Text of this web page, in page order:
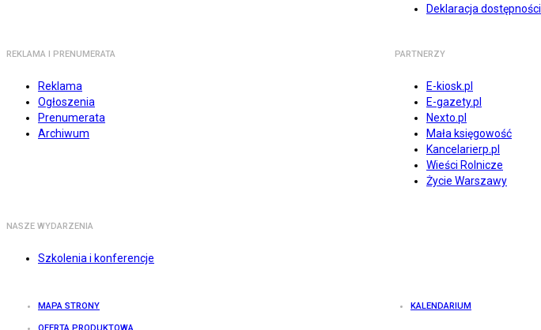
Deklaracja dostępności
REKLAMA I PRENUMERATA
Reklama
Ogłoszenia
Prenumerata
Archiwum
PARTNERZY
E-kiosk.pl
E-gazety.pl
Nexto.pl
Mała księgowość
Kancelarierp.pl
Wieści Rolnicze
Życie Warszawy
NASZE WYDARZENIA
Szkolenia i konferencje
MAPA STRONY KALENDARIUM